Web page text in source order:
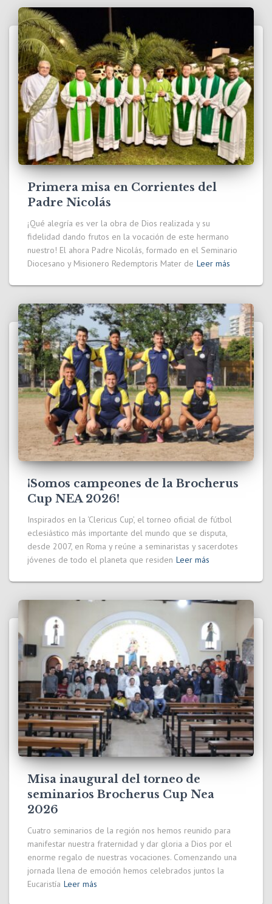
Primera misa en Corrientes del
Padre Nicolás
¡Qué alegría es ver la obra de Dios realizada y su
fidelidad dando frutos en la vocación de este hermano
nuestro! El ahora Padre Nicolás, formado en el Seminario
Diocesano y Misionero Redemptoris Mater de Leer más
¡Somos campeones de la Brocherus
Cup NEA 2026!
Inspirados en la ‘Clericus Cup’, el torneo oficial de fútbol
eclesiástico más importante del mundo que se disputa,
desde 2007, en Roma y reúne a seminaristas y sacerdotes
jóvenes de todo el planeta que residen Leer más
Misa inaugural del torneo de
seminarios Brocherus Cup Nea
2026
Cuatro seminarios de la región nos hemos reunido para
manifestar nuestra fraternidad y dar gloria a Dios por el
enorme regalo de nuestras vocaciones. Comenzando una
jornada llena de emoción hemos celebrados juntos la
Eucaristía Leer más